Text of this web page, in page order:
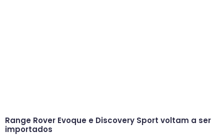
Range Rover Evoque e Discovery Sport voltam a ser
importados